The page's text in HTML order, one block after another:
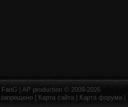
FanG AP production © 2009-2026
запрещено | Карта сайта Карта форума